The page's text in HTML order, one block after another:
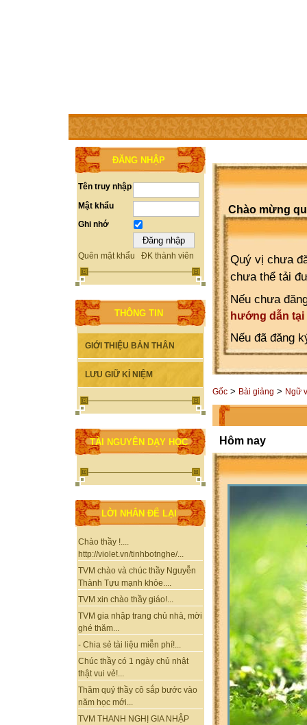
TRANG CHỦ THÀNH VIÊN TRỢ GIÚP WEBSITE
ĐĂNG NHẬP
Tên truy nhập
Mật khẩu
Ghi nhớ
Quên mật khẩu ĐK thành viên
THÔNG TIN
GIỚI THIỆU BẢN THÂN
LƯU GIỮ KỈ NIỆM
TÀI NGUYÊN DẠY HỌC
LỜI NHẮN ĐỂ LẠI
Chào thầy !....
http://violet.vn/tinhbotnghe/...
TVM chào và chúc thầy Nguyễn
Thành Tựu mạnh khỏe....
TVM xin chào thầy giáo!...
TVM gia nhập trang chủ nhà, mời
ghé thăm...
- Chia sẻ tài liệu miễn phí!...
Chúc thầy có 1 ngày chủ nhật
thật vui vẻ!...
Thăm quý thầy cô sắp bước vào
năm học mới...
TVM THANH NGHỊ GIA NHẬP
Chào mừng
Quý vị chưa
chưa thể tải
Nếu chưa
hướng dẫn tại
Nếu đã đăng
Gốc > Bài giảng > Ngữ
Hôm nay